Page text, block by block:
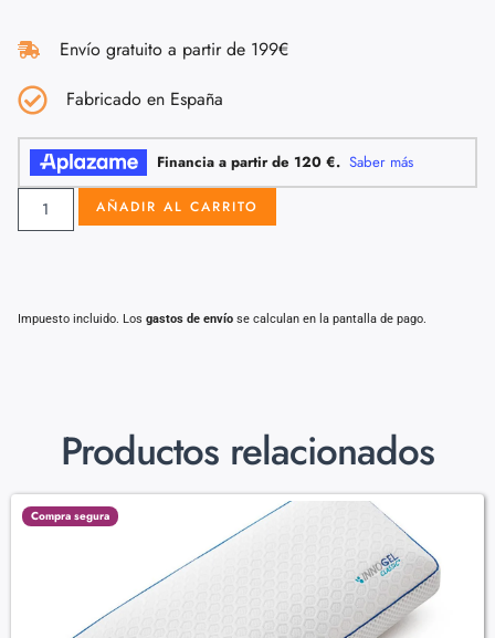
Envío gratuito a partir de 199€
Fabricado en España
AÑADIR AL CARRITO
Impuesto incluido. Los gastos de envío se calculan en la pantalla de pago.
Productos relacionados
Compra segura